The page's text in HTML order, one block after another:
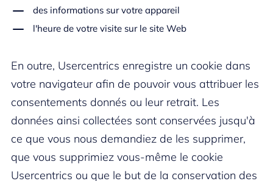
des informations sur votre appareil
l'heure de votre visite sur le site Web
En outre, Usercentrics enregistre un cookie dans
votre navigateur afin de pouvoir vous attribuer les
consentements donnés ou leur retrait. Les
données ainsi collectées sont conservées jusqu'à
ce que vous nous demandiez de les supprimer,
que vous supprimiez vous-même le cookie
Usercentrics ou que le but de la conservation des